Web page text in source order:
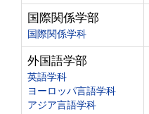
国際関係学部
国際関係学科
外国語学部
英語学科
ヨーロッパ言語学科
アジア言語学科